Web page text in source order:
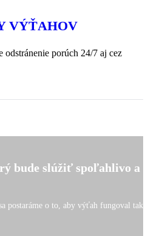
VÝŤAHOV
porúch 24/7 aj cez
bude slúžiť spoľahlivo a
postaráme o to, aby výťah fungoval tak